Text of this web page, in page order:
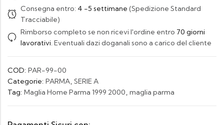
Consegna entro: 4 -5 settimane (Spedizione Standard
Tracciabile)
Rimborso completo se non ricevi l'ordine entro 70 giorni
lavorativi. Eventuali dazi doganali sono a carico del cliente
COD: PAR-99-00
Categorie: PARMA, SERIE A
Tag: Maglia Home Parma 1999 2000, maglia parma